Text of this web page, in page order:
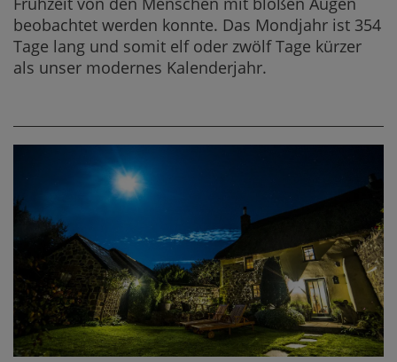
beobachtet werden konnte. Das Mondjahr ist 354
Tage lang und somit elf oder zwölf Tage kürzer
als unser modernes Kalenderjahr.